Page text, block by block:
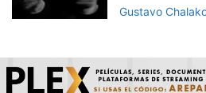
Gustavo